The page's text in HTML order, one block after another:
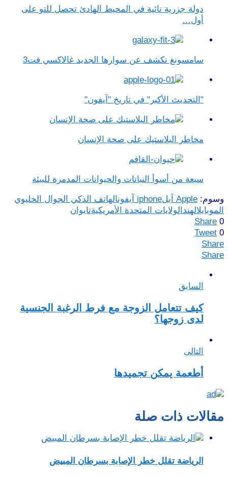
دولة جزرية نائية في المحيط الهادئ تحصل للتو على
أول…
سامسونغ تكشف عن سوارها الجديد غالاكسي فت3
"التحديث الأكبر" في تاريخ "آيفون"
مخاطر البلاستيك على صحة الإنسان
سبعة من أسوأ النباتات والحيوانات المدمرة للبيئة
وسوم: Apple آبل iphone آيفون
الهاتف الذكي الجوال الخليوي
الموبايلالهند الولايات المتحدة الأمريكيةتايوان
Share 0
Tweet 0
Share
Share
السابق
كيف تتعامل الزوجة مع فرط الرغبة الجنسية
لدى زوجها؟
التالى
أطعمة يمكن تجميدها
مقالات ذات صلة
الرياضة تقلل خطر الإصابة بسرطان المبيض